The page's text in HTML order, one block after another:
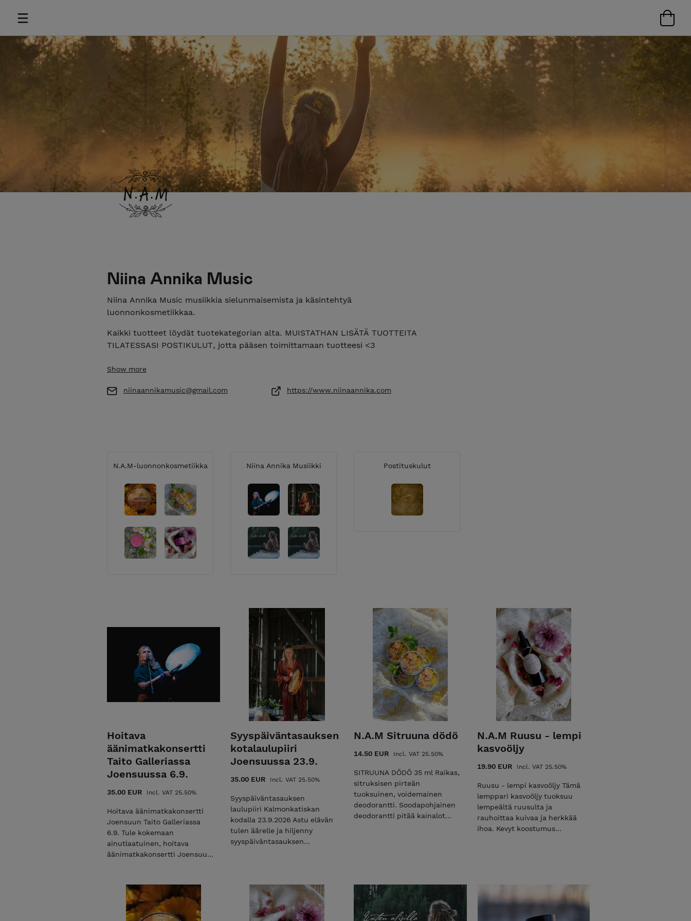
Niina Annika Music
Niina Annika Music musiikkia sielunmaisemista ja käsintehtyä
luonnonkosmetiikkaa.
Kaikki tuotteet löydät tuotekategorian alta. MUISTATHAN LISÄTÄ TUOTTEITA
TILATESSASI POSTIKULUT, jotta pääsen toimittamaan tuotteesi <3
Show more
niinaannikamusic@gmail.com https://www.niinaannika.com
N.A.M-luonnonkosmetiikka Niina Annika Musiikki Postituskulut
Hoitava
äänimatkakonsertti
Taito Galleriassa
Joensuussa 6.9.
35.00 EUR Incl. VAT 25.50%
Hoitava äänimatkakonsertti
Joensuun Taito Galleriassa
6.9. Tule kokemaan
ainutlaatuinen, hoitava
äänimatkakonsertti Joensuun
ja syvästi hermostoa
rauhoittava kokonaisuus
Joensuun keskustassa
idyllisen Taito Gallerian
Syyspäiväntasauksen
kotalaulupiiri
Joensuussa 23.9.
35.00 EUR Incl. VAT 25.50%
Syyspäiväntasauksen
laulupiiri Kalmonkatiskan
kodalla 23.9.2026 Astu elävän
tulen äärelle ja hiljenny
syyspäiväntasauksen
Kalmonkatiskan kodalle!
Syyspäiväntasauksen aikaan
luonto kääntyy kohti talvea ja
kutsuu meitäkin
N.A.M Sitruuna dödö
14.50 EUR Incl. VAT 25.50%
SITRUUNA DÖDÖ 35 ml Raikas,
sitruksisen pirteän
tuoksuinen, voidemainen
deodorantti. Soodapohjainen
deodorantti pitää kainalot
pukeutumista. Kirkas,
kierrätettävä lasipurkki 40ml
INC: MARANTA ARUNDINACEA
N.A.M Ruusu - lempi
kasvoöljy
19.90 EUR Incl. VAT 25.50%
Ruusu - lempi kasvoöljy Tämä
lemppari kasvoöljy tuoksuu
lempeältä ruusulta ja
rauhoittaa kuivaa ja herkkää
ihoa. Kevyt koostumus
hoitavaa kamomillan eteeristä
öljyä. 50ml lasipullo kätevällä
pipetillä. INC: Helianthus